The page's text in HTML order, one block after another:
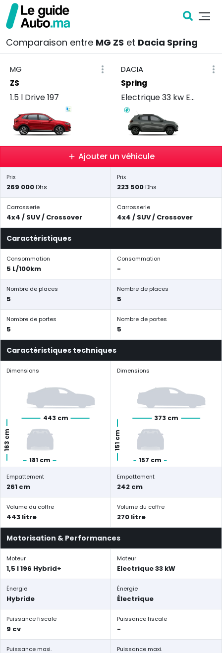
Comparaison entre MG ZS et Dacia Spring
MG
ZS
1.5 l Drive 197
DACIA
Spring
Electrique 33 kw Essential
Ajouter un véhicule
Prix
269 000Dhs
Prix
223 500Dhs
Carrosserie
4x4 / SUV / Crossover
Carrosserie
4x4 / SUV / Crossover
Caractéristiques
Consommation
5 L/100km
Consommation
-
Nombre de places
5
Nombre de places
5
Nombre de portes
5
Nombre de portes
5
Caractéristiques techniques
Dimensions
443 cm
181 cm
163 cm
Dimensions
373 cm
157 cm
151 cm
Empattement
261 cm
Empattement
242 cm
Volume du coffre
443 litre
Volume du coffre
270 litre
Motorisation & Performances
Moteur
1,5 l 196 Hybrid+
Moteur
Electrique 33 kW
Énergie
Hybride
Énergie
Électrique
Puissance fiscale
9 cv
Puissance fiscale
-
Puissance maxi. Puissance maxi.